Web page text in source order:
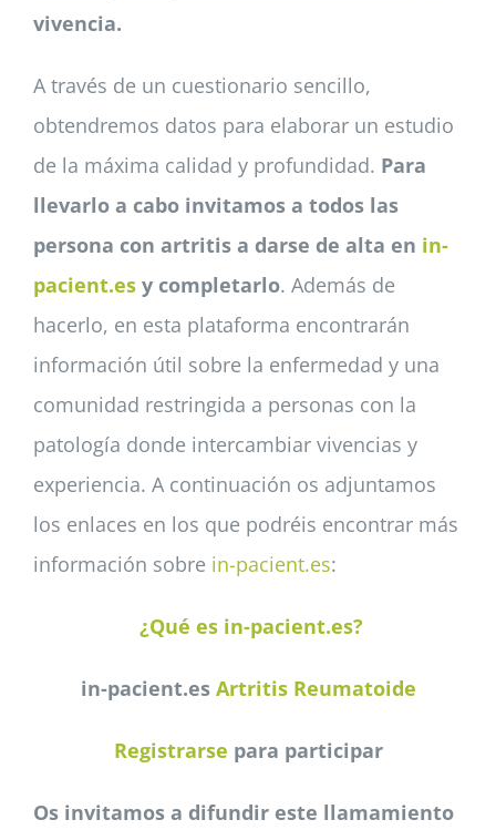
vivencia.
A través de un cuestionario sencillo,
obtendremos datos para elaborar un estudio
de la máxima calidad y profundidad. Para
llevarlo a cabo invitamos a todos las
persona con artritis a darse de alta en in-
pacient.es y completarlo. Además de
hacerlo, en esta plataforma encontrarán
información útil sobre la enfermedad y una
comunidad restringida a personas con la
patología donde intercambiar vivencias y
experiencia. A continuación os adjuntamos
los enlaces en los que podréis encontrar más
información sobre in-pacient.es:
¿Qué es in-pacient.es?
in-pacient.es Artritis Reumatoide
Registrarse para participar
Os invitamos a difundir este llamamiento